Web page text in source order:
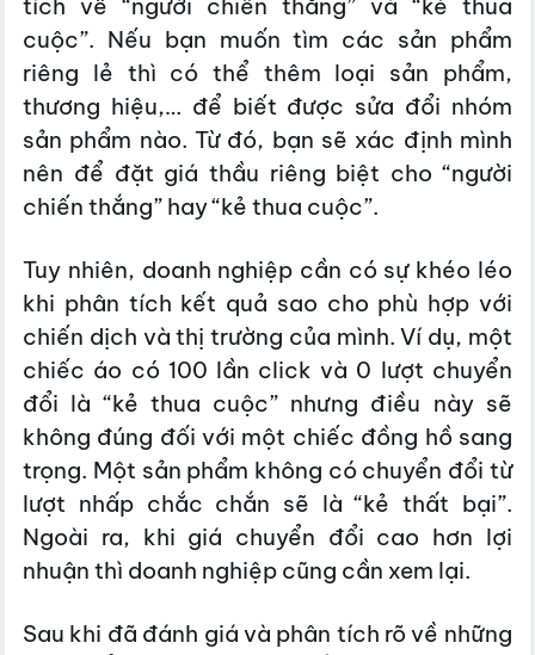
tích về “người chiến thắng” và “kẻ thua
cuộc”. Nếu bạn muốn tìm các sản phẩm
riêng lẻ thì có thể thêm loại sản phẩm,
thương hiệu,… để biết được sửa đổi nhóm
sản phẩm nào. Từ đó, bạn sẽ xác định mình
nên để đặt giá thầu riêng biệt cho “người
chiến thắng” hay “kẻ thua cuộc”.
Tuy nhiên, doanh nghiệp cần có sự khéo léo
khi phân tích kết quả sao cho phù hợp với
chiến dịch và thị trường của mình. Ví dụ, một
chiếc áo có 100 lần click và 0 lượt chuyển
đổi là “kẻ thua cuộc” nhưng điều này sẽ
không đúng đối với một chiếc đồng hồ sang
trọng. Một sản phẩm không có chuyển đổi từ
lượt nhấp chắc chắn sẽ là “kẻ thất bại”.
Ngoài ra, khi giá chuyển đổi cao hơn lợi
nhuận thì doanh nghiệp cũng cần xem lại.
Sau khi đã đánh giá và phân tích rõ về những